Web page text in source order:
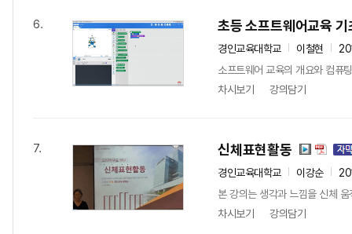
6. 초등 소프트웨어교육 기
경인교육대학교 이철현
소프트웨어 교육의 개요와 컴퓨
차시보기
강의담기
7. 신체표현활동
경인교육대학교 이강순
본 강의는 생각과 느낌을 신체
차시보기
강의담기